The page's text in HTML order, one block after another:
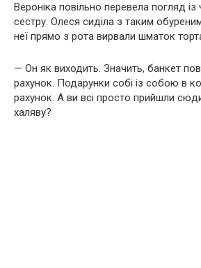
Вероніка повільно перевела погляд із
сестру. Олеся сиділа з таким
неї прямо з рота вирвали шматок
— Он як виходить. Значить, банкет
рахунок. Подарунки собі із собою в
рахунок. А ви всі просто прийшли
халяву?